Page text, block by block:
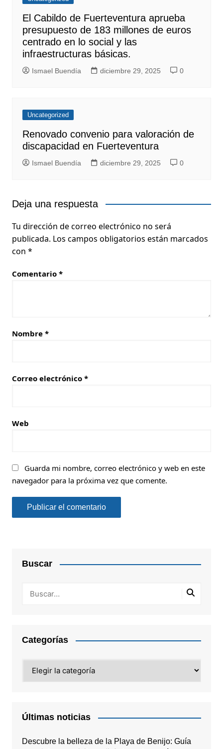
El Cabildo de Fuerteventura aprueba
presupuesto de 183 millones de euros
centrado en lo social y las
infraestructuras básicas.
Ismael Buendía diciembre 29, 2025 0
Uncategorized
Renovado convenio para valoración de
discapacidad en Fuerteventura
Ismael Buendía diciembre 29, 2025 0
Deja una respuesta
Tu dirección de correo electrónico no será
publicada. Los campos obligatorios están marcados
con *
Comentario *
Nombre *
Correo electrónico *
Web
Guarda mi nombre, correo electrónico y web en este
navegador para la próxima vez que comente.
Buscar
Categorías
Últimas noticias
Descubre la belleza de la Playa de Benijo: Guía